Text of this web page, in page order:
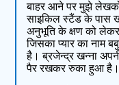
बाहर आने पर मुझे
साइकिल स्टैंड के पास
अनुभूति के क्षण को लेकर
जिसका प्यार का नाम
है। ब्रजेन्द्र खन्ना
पैर रखकर रुका हुआ है।